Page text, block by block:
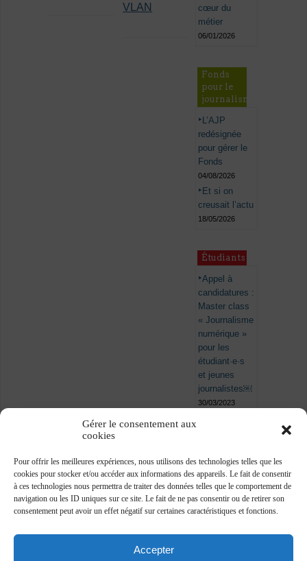
Gérer le consentement aux
cookies
Pour offrir les meilleures expériences, nous utilisons des technologies telles que les
cookies pour stocker et/ou accéder aux informations des appareils. Le fait de consentir
à ces technologies nous permettra de traiter des données telles que le comportement de
navigation ou les ID uniques sur ce site. Le fait de ne pas consentir ou de retirer son
consentement peut avoir un effet négatif sur certaines caractéristiques et fonctions.
Accepter
VLAN
cœur du
métier
06/01/2026
Fonds
pour le
journalisme
L’AJP
redésignée
pour gérer le
Fonds
04/08/2026
Et si on
creusait l’actu
18/05/2026
Étudiants
Appel à
candidatures :
Master class
« Journalisme
numérique »
pour les
étudiant·e·s
et jeunes
journalistes￼
30/03/2023